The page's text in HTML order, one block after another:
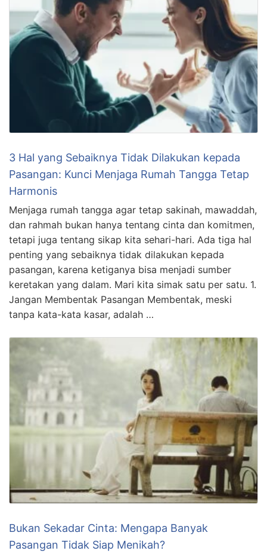
3 Hal yang Sebaiknya Tidak Dilakukan kepada
Pasangan: Kunci Menjaga Rumah Tangga Tetap
Harmonis
Menjaga rumah tangga agar tetap sakinah, mawaddah,
dan rahmah bukan hanya tentang cinta dan komitmen,
tetapi juga tentang sikap kita sehari-hari. Ada tiga hal
penting yang sebaiknya tidak dilakukan kepada
pasangan, karena ketiganya bisa menjadi sumber
keretakan yang dalam. Mari kita simak satu per satu. 1.
Jangan Membentak Pasangan Membentak, meski
tanpa kata-kata kasar, adalah …
Bukan Sekadar Cinta: Mengapa Banyak
Pasangan Tidak Siap Menikah?